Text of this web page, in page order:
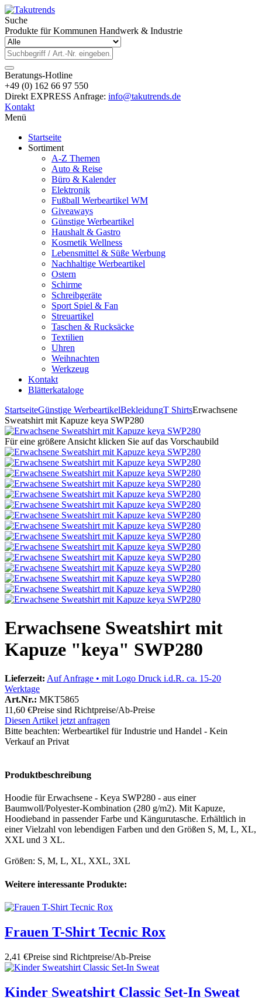
Suche
Produkte für Kommunen Handwerk & Industrie
Beratungs-Hotline
+49 (0) 162 66 97 550
Direkt EXPRESS Anfrage: info@takutrends.de
Kontakt
Menü
Startseite
Sortiment
A-Z Themen
Auto & Reise
Büro & Kalender
Elektronik
Fußball Werbeartikel WM
Giveaways
Günstige Werbeartikel
Haushalt & Gastro
Kosmetik Wellness
Lebensmittel & Süße Werbung
Nachhaltige Werbeartikel
Ostern
Schirme
Schreibgeräte
Sport Spiel & Fan
Streuartikel
Taschen & Rucksäcke
Textilien
Uhren
Weihnachten
Werkzeug
Kontakt
Blätterkataloge
StartseiteGünstige WerbeartikelBekleidungT ShirtsErwachsene
Sweatshirt mit Kapuze keya SWP280
Für eine größere Ansicht klicken Sie auf das Vorschaubild
Erwachsene Sweatshirt mit
Kapuze "keya" SWP280
Lieferzeit: Auf Anfrage • mit Logo Druck i.d.R. ca. 15-20
Werktage
Art.Nr.: MKT5865
11,60 €Preise sind Richtpreise/Ab-Preise
Diesen Artikel jetzt anfragen
Bitte beachten: Werbeartikel für Industrie und Handel - Kein
Verkauf an Privat
Produktbeschreibung
Hoodie für Erwachsene - Keya SWP280 - aus einer
Baumwoll/Polyester-Kombination (280 g/m2). Mit Kapuze,
Hoodieband in passender Farbe und Kängurutasche. Erhältlich in
einer Vielzahl von lebendigen Farben und den Größen S, M, L, XL,
XXL und 3 XL.
Größen: S, M, L, XL, XXL, 3XL
Weitere interessante Produkte:
Frauen T-Shirt Tecnic Rox
2,41 €Preise sind Richtpreise/Ab-Preise
Kinder Sweatshirt Classic Set-In Sweat